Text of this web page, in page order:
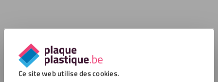
Ce site web utilise des cookies.